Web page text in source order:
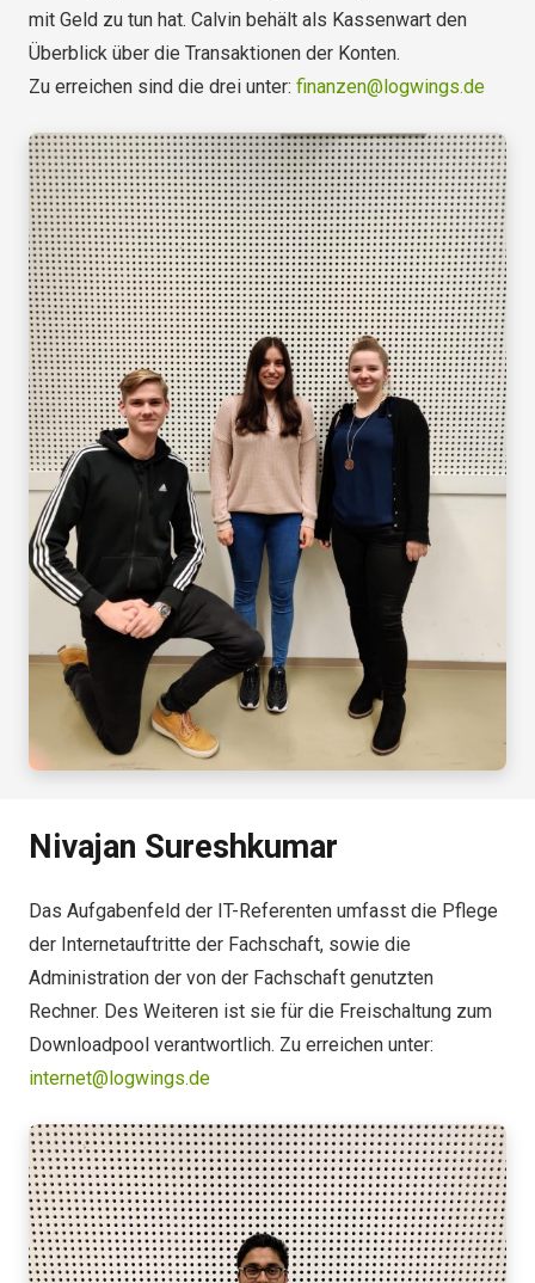
mit Geld zu tun hat. Calvin behält als Kassenwart den
Überblick über die Transaktionen der Konten.
Zu erreichen sind die drei unter: finanzen@logwings.de
Nivajan Sureshkumar
Das Aufgabenfeld der IT-Referenten umfasst die Pflege
der Internetauftritte der Fachschaft, sowie die
Administration der von der Fachschaft genutzten
Rechner. Des Weiteren ist sie für die Freischaltung zum
Downloadpool verantwortlich. Zu erreichen unter:
internet@logwings.de